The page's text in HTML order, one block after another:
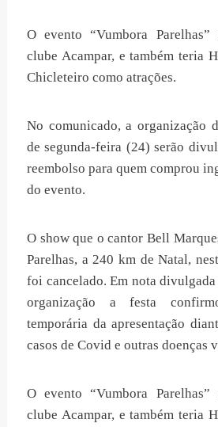
O evento “Vumbora
clube Acampar, e também teria
Chicleteiro como atrações.
No comunicado, a organização
de segunda-feira (24) serão
reembolso para quem comprou
do evento.
O show que o cantor Bell
Parelhas, a 240 km de Natal,
foi cancelado. Em nota divulgada
organização a festa
temporária da apresentação
casos de Covid e outras doenças
O evento “Vumbora
clube Acampar, e também teria